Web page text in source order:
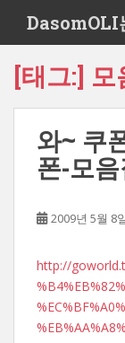
i
DasomOLI
[태그:] 모
와~ 쿠
폰-모음
2009년 5월 8
http://